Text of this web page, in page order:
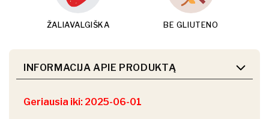
ŽALIAVALGIŠKA BE GLIUTENO
INFORMACIJA APIE PRODUKTĄ
Geriausia iki: 2025-06-01